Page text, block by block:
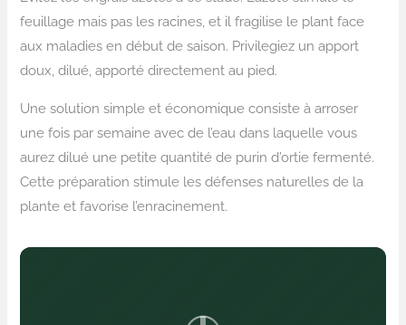
feuillage mais pas les racines, et il fragilise le plant face
aux maladies en début de saison. Privilegiez un apport
doux, dilué, apporté directement au pied.
Une solution simple et économique consiste à arroser
une fois par semaine avec de l’eau dans laquelle vous
aurez dilué une petite quantité de purin d’ortie fermenté.
Cette préparation stimule les défenses naturelles de la
plante et favorise l’enracinement.